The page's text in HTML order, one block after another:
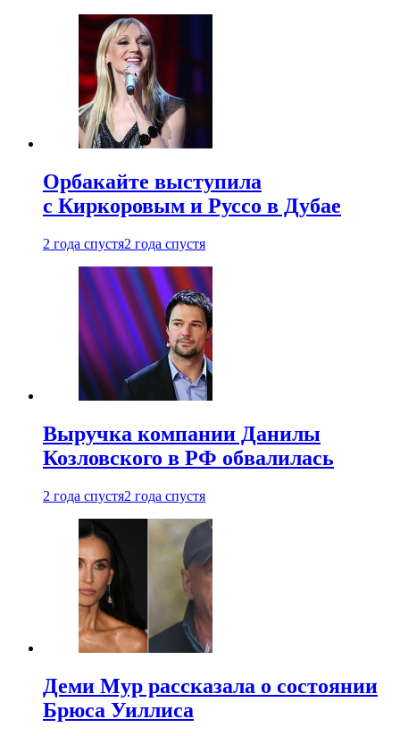
Орбакайте выступила
с Киркоровым и Руссо в Дубае
2 года спустя2 года спустя
Выручка компании Данилы
Козловского в РФ обвалилась
2 года спустя2 года спустя
Деми Мур рассказала о состоянии
Брюса Уиллиса